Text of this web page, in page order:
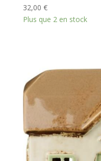
32,00 €
Plus que 2 en stock